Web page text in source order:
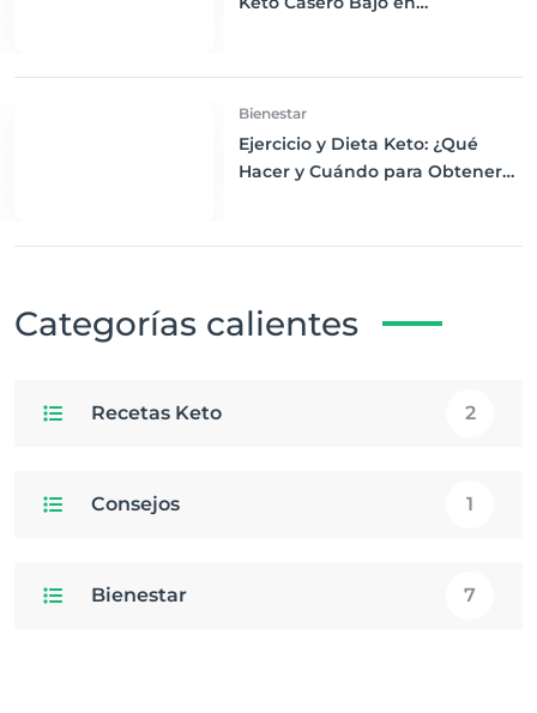
Bienestar
Ejercicio y Dieta Keto: ¿Qué
Hacer y Cuándo para Obtener
Categorías calientes
Recetas Keto 2
Consejos 1
Bienestar 7